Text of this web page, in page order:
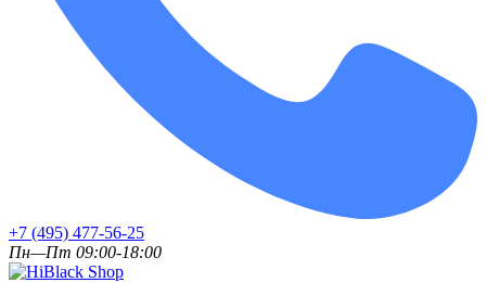
+7 (495) 477-56-25
Пн—Пт 09:00-18:00